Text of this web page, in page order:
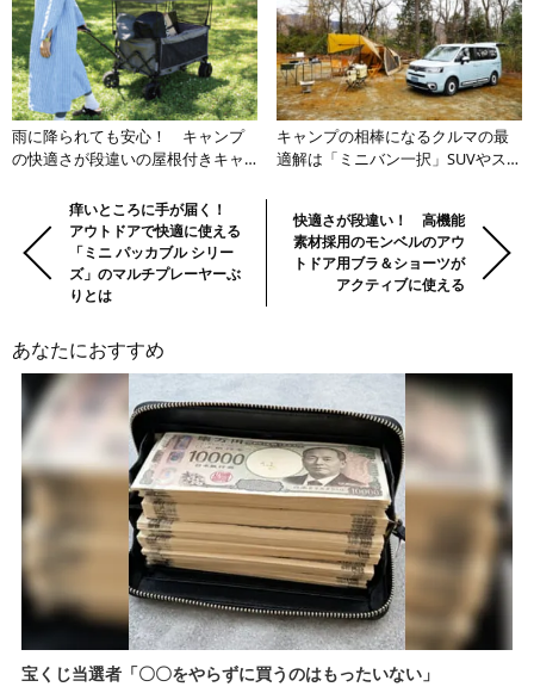
雨に降られても安心！ キャンプ
の快適さが段違いの屋根付きキャ
キャンプの相棒になるクルマの最
適解は「ミニバン一択」SUVやステ
の
の
記
事
Previous:痒いところに手が届く！
アウトドアで快適に使える
「ミニ パッカブル シリー
ズ」のマルチプレーヤーぶ
りとは
Next:快適さが段違い！ 高機能
素材採用のモンベルのアウ
トドア用ブラ＆ショーツが
アクティブに使える
あなたにおすすめ
宝くじ当選者「〇〇をやらずに買うのはもったいない」